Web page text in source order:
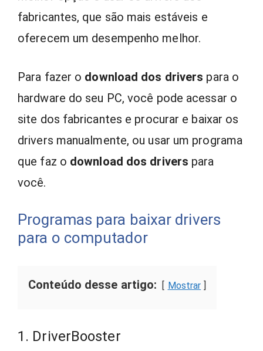
fabricantes, que são mais estáveis e
oferecem um desempenho melhor.
Para fazer o download dos drivers para o
hardware do seu PC, você pode acessar o
site dos fabricantes e procurar e baixar os
drivers manualmente, ou usar um programa
que faz o download dos drivers para
você.
Programas para baixar drivers
para o computador
Conteúdo desse artigo: Mostrar
1. DriverBooster